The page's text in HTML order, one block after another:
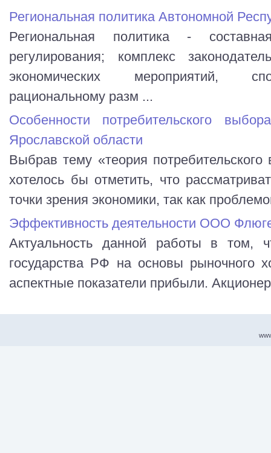
Региональная политика Автономной
Региональная политика -
регулирования; комплекс
экономических мероприятий,
рациональному разм ...
Особенности потребительского
Ярославской области
Выбрав тему «теория
хотелось бы отметить, что
точки зрения экономики, так как
Эффективность деятельности ООО
Актуальность данной работы в том,
государства РФ на основы рыночного
аспектные показатели прибыли.